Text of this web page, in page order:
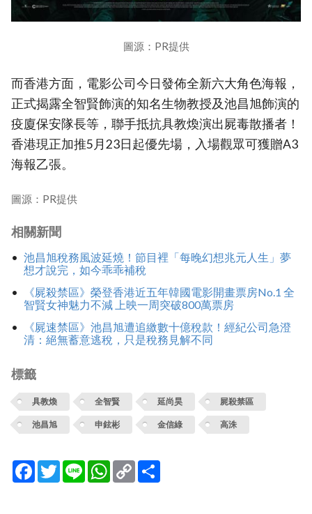
圖源：PR提供
而香港方面，電影公司今日發佈全新六大角色海報，
正式揭露全智賢飾演的知名生物教授及池昌旭飾演的
疫廈保安隊長等，聯手抵抗具教煥演出屍毒散播者！
香港現正加推5月23日起優先場，入場觀眾可獲贈A3
海報乙張。
圖源：PR提供
相關新聞
池昌旭稅務風波延燒！節目裡「每晚幻想兆元人生」夢
想才說完，如今乖乖補稅
《屍殺禁區》榮登香港近五年韓國電影開畫票房No.1 全
智賢女神魅力不減 上映一周突破800萬票房
《屍速禁區》池昌旭遭追繳數十億稅款！經紀公司急澄
清：絕無蓄意逃稅，只是稅務見解不同
標籤
具教煥 全智賢 延尚昊 屍殺禁區
池昌旭 申鉉彬 金信綠 高洙
Facebook
TwitterLine WhatsApp
Copy
Link